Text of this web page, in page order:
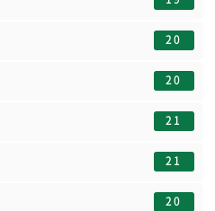
20
20
21
21
20